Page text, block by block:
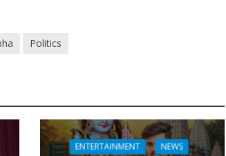
फ्यूचर मूवीज़’ के साथ नई पारी शुरू करेंगे प्रेमचंद्र झा
Politics
ENTERTAINMENT NEWS